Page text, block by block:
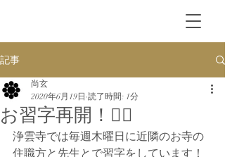
記事
お習字再開！✍🏼
尚玄
2020年6月19日 読了時間: 1分
浄雲寺では毎週木曜日に近隣のお寺の
住職方と先生とで習字をしています！